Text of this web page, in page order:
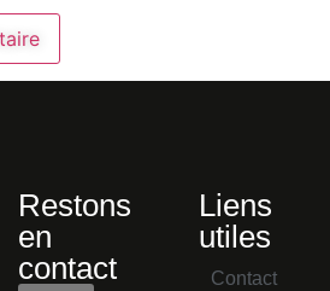
Restons
en
contact
Liens
utiles
Contact